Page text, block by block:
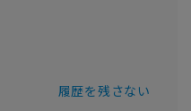
履歴を残さない